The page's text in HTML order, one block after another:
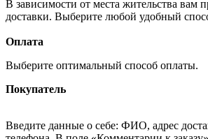
В зависимости от места жительства вам
доставки. Выберите любой удобный
Оплата
Выберите оптимальный способ оплаты.
Покупатель
Введите данные о себе: ФИО, адрес